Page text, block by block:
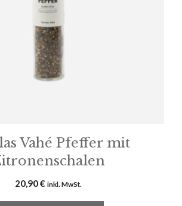
Vahé Pfeffer mit
20,90€ inkl. MwSt.